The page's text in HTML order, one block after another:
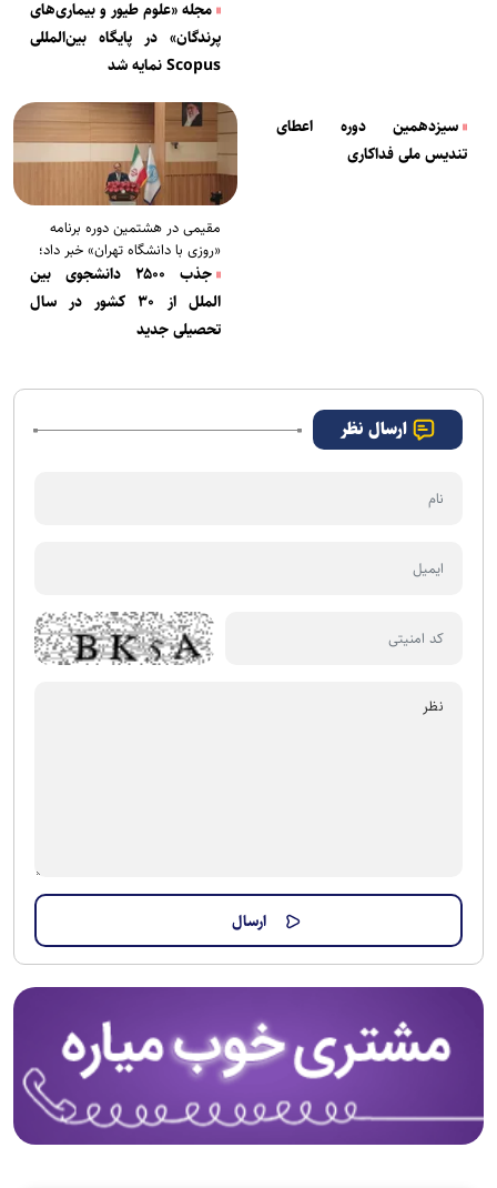
مجله «علوم طیور و بیماری‌های
پرندگان» در پایگاه بین‌المللی
Scopus نمایه شد
سیزدهمین دوره اعطای
تندیس ملی فداکاری
مقیمی در هشتمین دوره برنامه
«روزی با دانشگاه تهران» خبر داد؛
جذب ۲۵۰۰ دانشجوی بین
الملل از ۳۰ کشور در سال
تحصیلی جدید
ارسال نظر